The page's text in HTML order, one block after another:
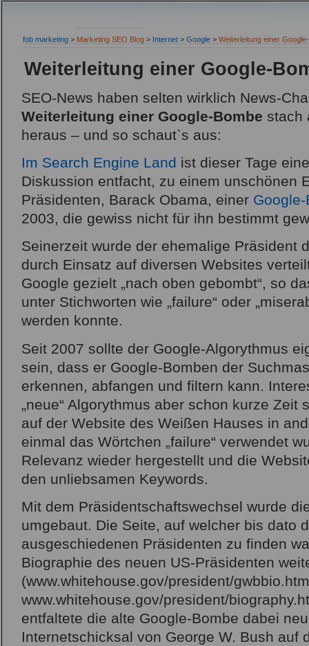
fob marketing > Marketing SEO Blog > Internet > Google > Weiterleitung einer
Weiterleitung einer Google-
SEO-News haben selten wirklich News-
Weiterleitung einer Google-Bombe stach
heraus – und so schaut`s aus:
Im Search Engine Land ist dieser Tage
Diskussion entfacht, zu einem unschönen
Präsidenten, Barack Obama, einer
2003, die gewiss nicht für ihn bestimmt
Seinerzeit wurde der ehemalige Präsident
durch Einsatz auf diversen Websites
Google gezielt „nach oben gebombt“, so
unter Stichworten wie „failure“ oder
werden konnte.
Seit 2007 sollte der Google-Algorythmus
sein, dass er Google-Bomben der
erkennen, abfangen und filtern kann.
„neue“ Algorythmus aber schon kurze Zeit
auf der Website des Weißen Hauses in
einmal das Wörtchen „failure“ verwendet
Relevanz wieder hergestellt und die
den unliebsamen Keywords.
Mit dem Präsidentschaftswechsel wurde
umgebaut. Die Seite, auf welcher bis dato
ausgeschiedenen Präsidenten zu finden
Biographie des neuen US-Präsidenten
(www.whitehouse.gov/president/
www.whitehouse.gov/president/
entfaltete die alte Google-Bombe dabei
Internetschicksal von George W. Bush auf